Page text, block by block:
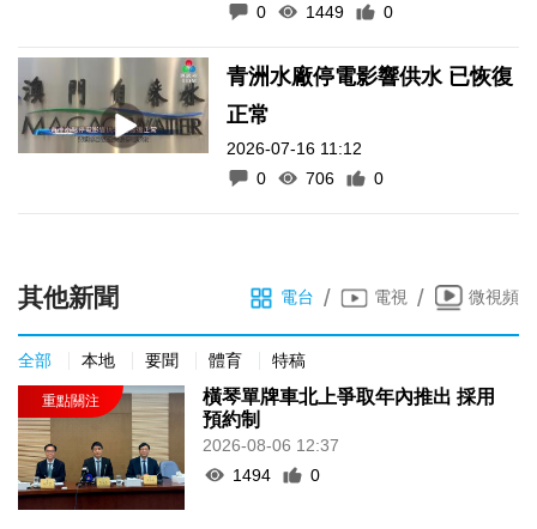
0
1449 0
青洲水廠停電影響供水 已恢復
正常
2026-07-16 11:12
0
706 0
其他新聞 電台 / 電視 / 微視頻
全部 本地 要聞 體育 特稿
橫琴單牌車北上爭取年內推出 採用
預約制
2026-08-06 12:37
1494
0